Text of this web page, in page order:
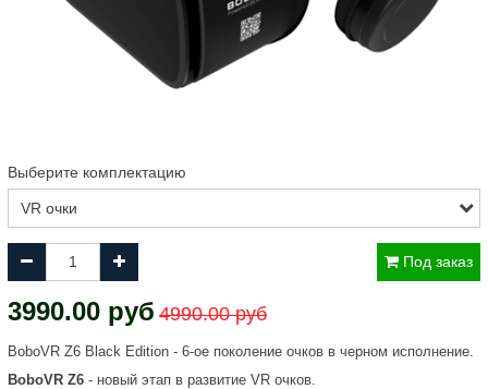
Выберите комплектацию
Под заказ
3990.00 руб 4990.00 руб
BoboVR Z6 Black Edition - 6-ое поколение очков в черном исполнение.
BоboVR Z6 - новый этап в развитие VR очков.